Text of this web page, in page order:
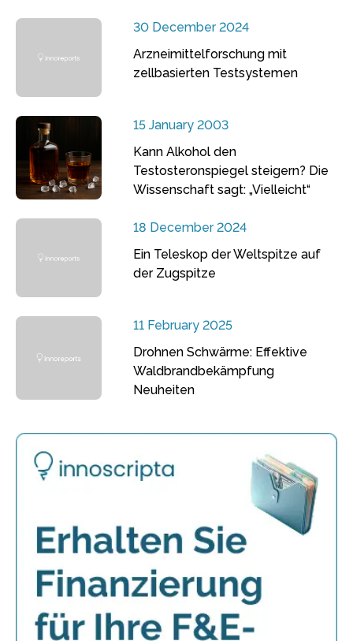
30 December 2024
Arzneimittelforschung mit
zellbasierten Testsystemen
15 January 2003
Kann Alkohol den
Testosteronspiegel steigern? Die
Wissenschaft sagt: „Vielleicht“
18 December 2024
Ein Teleskop der Weltspitze auf
der Zugspitze
11 February 2025
Drohnen Schwärme: Effektive
Waldbrandbekämpfung
Neuheiten